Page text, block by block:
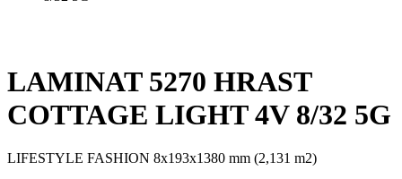
LAMINAT 5270 HRAST
COTTAGE LIGHT 4V 8/32 5G
LIFESTYLE FASHION 8x193x1380 mm (2,131 m2)